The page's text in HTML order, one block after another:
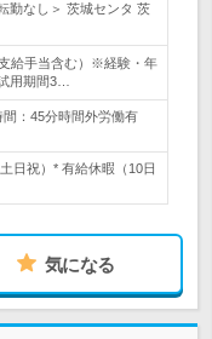
勤なし＞ 茨城センタ 茨
給手当含む）※経験・年
用期間3…
：45分時間外労働有
日祝）* 有給休暇（10日
気になる